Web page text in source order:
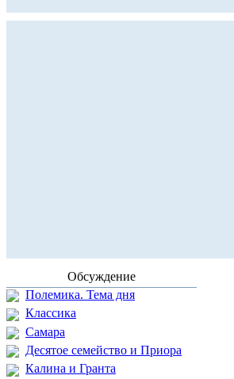
Обсуждение
Полемика. Тема дня
Классика
Самара
Десятое семейство и Приора
Калина и Гранта